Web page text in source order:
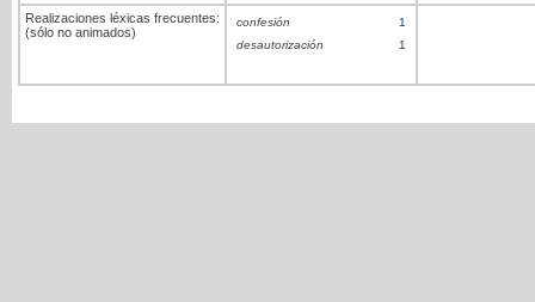
Realizaciones léxicas frecuentes:
(sólo no animados)
confesión
1
desautorización
1